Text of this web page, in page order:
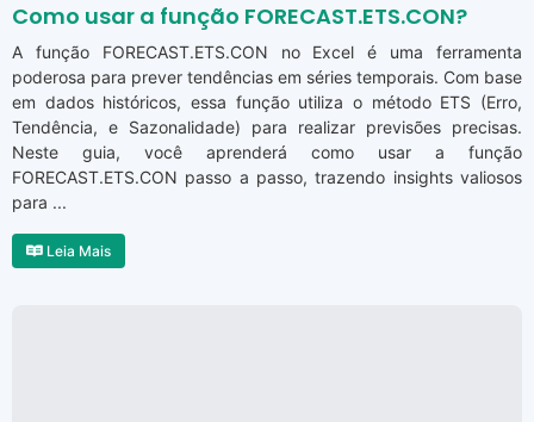
Como usar a função FORECAST.ETS.CON?
A função FORECAST.ETS.CON no Excel é uma ferramenta
poderosa para prever tendências em séries temporais. Com base
em dados históricos, essa função utiliza o método ETS (Erro,
Tendência, e Sazonalidade) para realizar previsões precisas.
Neste guia, você aprenderá como usar a função
FORECAST.ETS.CON passo a passo, trazendo insights valiosos
para ...
Leia Mais